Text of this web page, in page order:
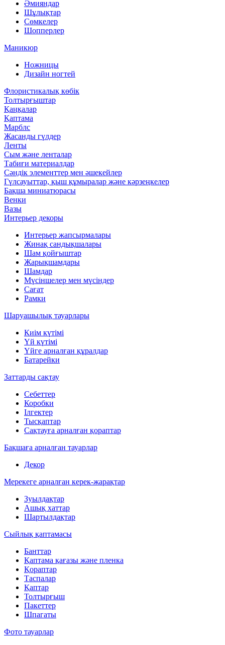
Әмияндар
Шұлықтар
Сөмкелер
Шопперлер
Маникюр
Ножницы
Дизайн ногтей
Флористикалық көбік
Толтырғыштар
Қаңқалар
Қаптама
Марблс
Жасанды гүлдер
Ленты
Сым және ленталар
Табиғи материалдар
Сәндік элементтер мен әшекейлер
Гүлсауыттар, қыш құмыралар және кәрзеңкелер
Бақша миниатюрасы
Венки
Вазы
Интерьер декоры
Интерьер жапсырмалары
Жинақ сандықшалары
Шам қойғыштар
Жарықшамдары
Шамдар
Мүсіншелер мен мүсіндер
Сағат
Рамки
Шаруашылық тауарлары
Киім күтімі
Үй күтімі
Үйге арналған құралдар
Батарейки
Заттарды сақтау
Себеттер
Коробки
Ілгектер
Тысқаптар
Сақтауға арналған қораптар
Бақшаға арналған тауарлар
Декор
Мерекеге арналған керек-жарақтар
Зуылдақтар
Ашық хаттар
Шартылдақтар
Сыйлық қаптамасы
Банттар
Қаптама қағазы және пленка
Қораптар
Таспалар
Қаптар
Толтырғыш
Пакеттер
Шпагаты
Фото тауарлар